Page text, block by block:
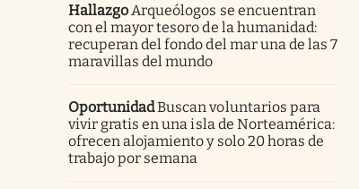
HallazgoArqueólogos se encuentran
con el mayor tesoro de la humanidad:
recuperan del fondo del mar una de las 7
maravillas del mundo
OportunidadBuscan voluntarios para
vivir gratis en una isla de Norteamérica:
ofrecen alojamiento y solo 20 horas de
trabajo por semana